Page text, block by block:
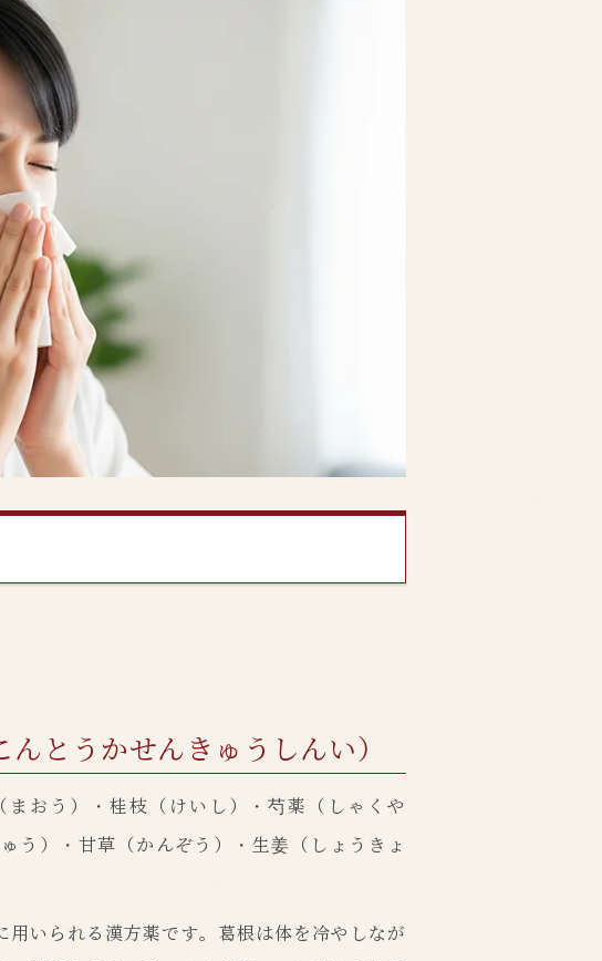
とうかせんきゅうしんい）
おう）・桂枝（けいし）・芍薬（しゃくや
う）・甘草（かんぞう）・生姜（しょうきょ
いられる漢方薬です。葛根は体を冷やしなが